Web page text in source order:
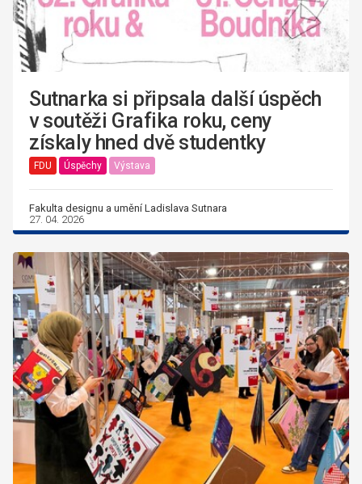
Sutnarka si připsala další úspěch
v soutěži Grafika roku, ceny
získaly hned dvě studentky
FDU Úspěchy Výstava
Fakulta designu a umění Ladislava Sutnara
27. 04. 2026